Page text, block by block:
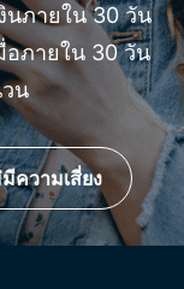
นภายใน 30 วัน
อภายใน 30 วัน
น
ความเสี่ยง